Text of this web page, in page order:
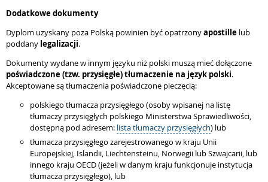
Dodatkowe dokumenty
Dyplom uzyskany poza Polską powinien być opatrzonyapostille lub
poddany legalizacji.
Dokumenty wydane w innym języku niż polski muszą mieć dołączone
poświadczone (tzw. przysięgłe) tłumaczenie na język polski.
Akceptowane są tłumaczenia poświadczone pieczęcią:
polskiego tłumacza przysięgłego (osoby wpisanej na listę
tłumaczy przysięgłych polskiego Ministerstwa Sprawiedliwości,
dostępną pod adresem: lista tłumaczy przysięgłych) lub
tłumacza przysięgłego zarejestrowanego w kraju Unii
Europejskiej, Islandii, Liechtensteinu, Norwegii lub Szwajcarii, lub
innego kraju OECD (jeżeli w danym kraju funkcjonuje instytucja
tłumacza przysięgłego), lub